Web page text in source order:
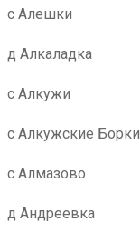
с Алешки
д Алкаладка
с Алкужи
с Алкужские Борки
с Алмазово
д Андреевка